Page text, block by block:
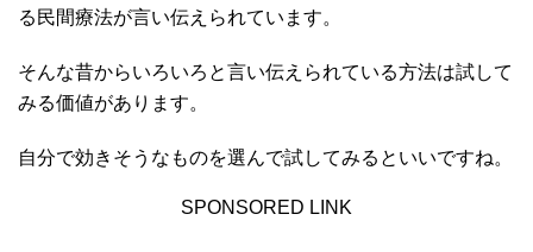
る民間療法が言い伝えられています。
そんな昔からいろいろと言い伝えられている方法は試して
みる価値があります。
自分で効きそうなものを選んで試してみるといいですね。
SPONSORED LINK